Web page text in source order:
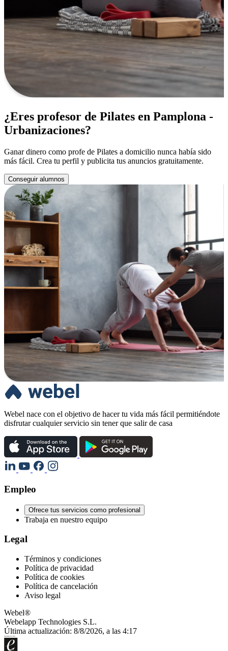
¿Eres profesor de Pilates en Pamplona -
Urbanizaciones?
Ganar dinero como profe de Pilates a domicilio nunca había sido
más fácil. Crea tu perfil y publicita tus anuncios gratuitamente.
Conseguir alumnos
Webel nace con el objetivo de hacer tu vida más fácil permitiéndote
disfrutar cualquier servicio sin tener que salir de casa
Empleo
Ofrece tus servicios como profesional
Trabaja en nuestro equipo
Legal
Términos y condiciones
Política de privacidad
Política de cookies
Política de cancelación
Aviso legal
Webel®
Webelapp Technologies S.L.
Última actualización: 8/8/2026, a las 4:17